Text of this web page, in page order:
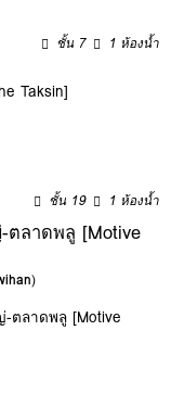
ชั้น 7
1 ห้องน้ำ
Taksin]
ชั้น 19 1 ห้องน้ำ
ลาดพลู [Motive
)
ตลาดพลู [Motive